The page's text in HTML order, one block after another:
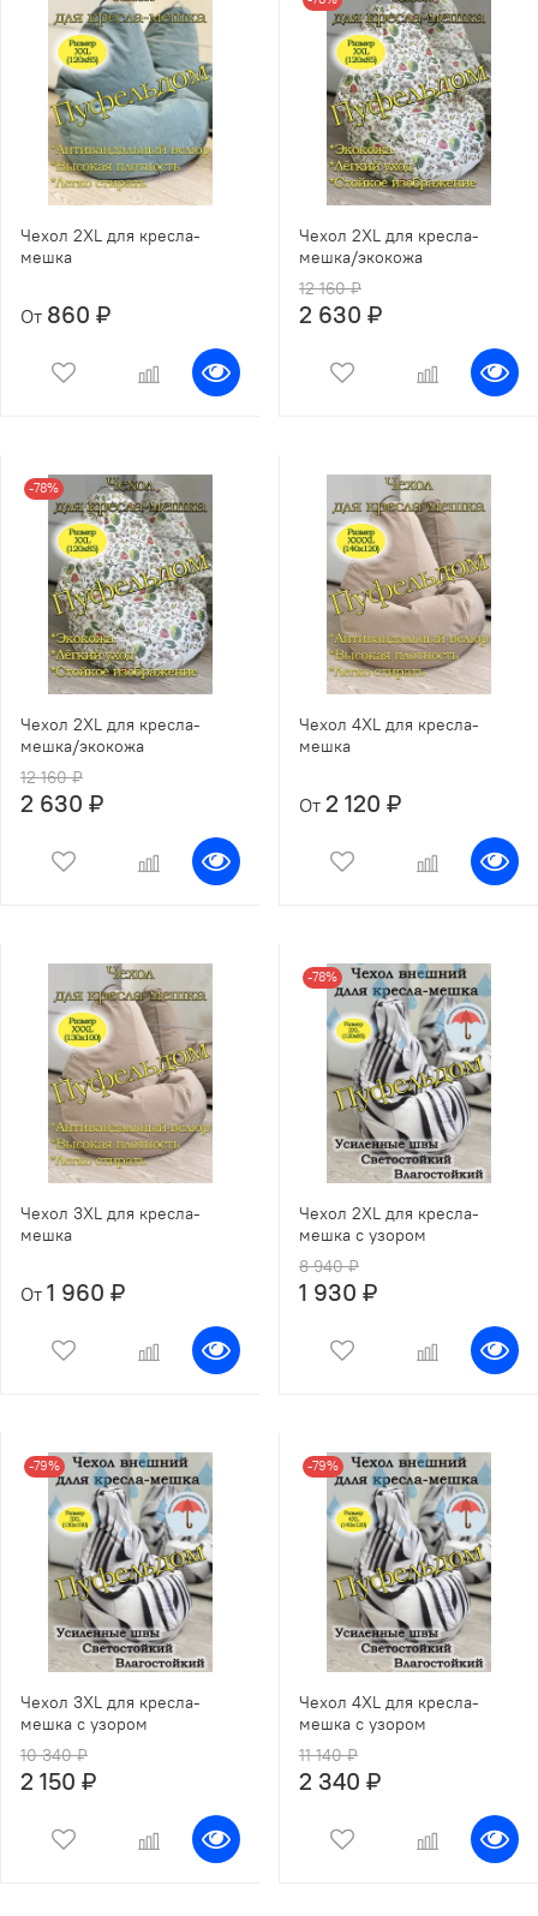
Чехол 2XL для кресла-
мешка
От 860 ₽
Чехол 2XL для кресла-
мешка/экокожа
12 160 ₽
2 630 ₽
-78%
Чехол 2XL для кресла-
мешка/экокожа
12 160 ₽
2 630 ₽
Чехол 4XL для кресла-
мешка
От 2 120 ₽
Чехол 3XL для кресла-
мешка
От 1 960 ₽
-78%
Чехол 2XL для кресла-
мешка с узором
8 940 ₽
1 930 ₽
-79%
Чехол 3XL для кресла-
мешка с узором
10 340 ₽
2 150 ₽
-79%
Чехол 4XL для кресла-
мешка с узором
11 140 ₽
2 340 ₽